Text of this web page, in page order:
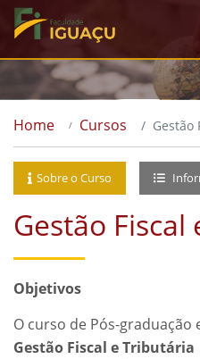
Home Cursos Gestão
Sobre o Curso
Gestão
Objetivos
O curso de Pós-graduação
Gestão Fiscal e Tributária